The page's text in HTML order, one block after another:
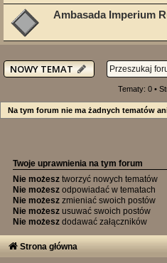
Ambasada Imperium
NOWY TEMAT
Tematy: 0 •
Na tym forum nie ma żadnych tematów
Twoje uprawnienia na tym forum
Nie możesz tworzyć nowych tematów
Nie możesz odpowiadać w tematach
Nie możesz zmieniać swoich postów
Nie możesz usuwać swoich postów
Nie możesz dodawać załączników
Strona główna